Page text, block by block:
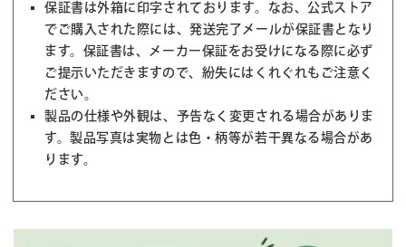
保証書は外箱に印字されております。なお、公式ストア
でご購入された際には、発送完了メールが保証書となり
ます。保証書は、メーカー保証をお受けになる際に必ず
ご提示いただきますので、紛失にはくれぐれもご注意く
ださい。
製品の仕様や外観は、予告なく変更される場合がありま
す。製品写真は実物とは色・柄等が若干異なる場合があ
ります。